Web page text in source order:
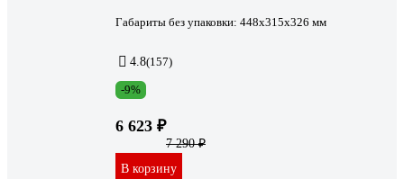
Габариты без упаковки: 448х315х326 мм
4.8(157)
-9%
6 623 ₽
7 290 ₽
В корзину